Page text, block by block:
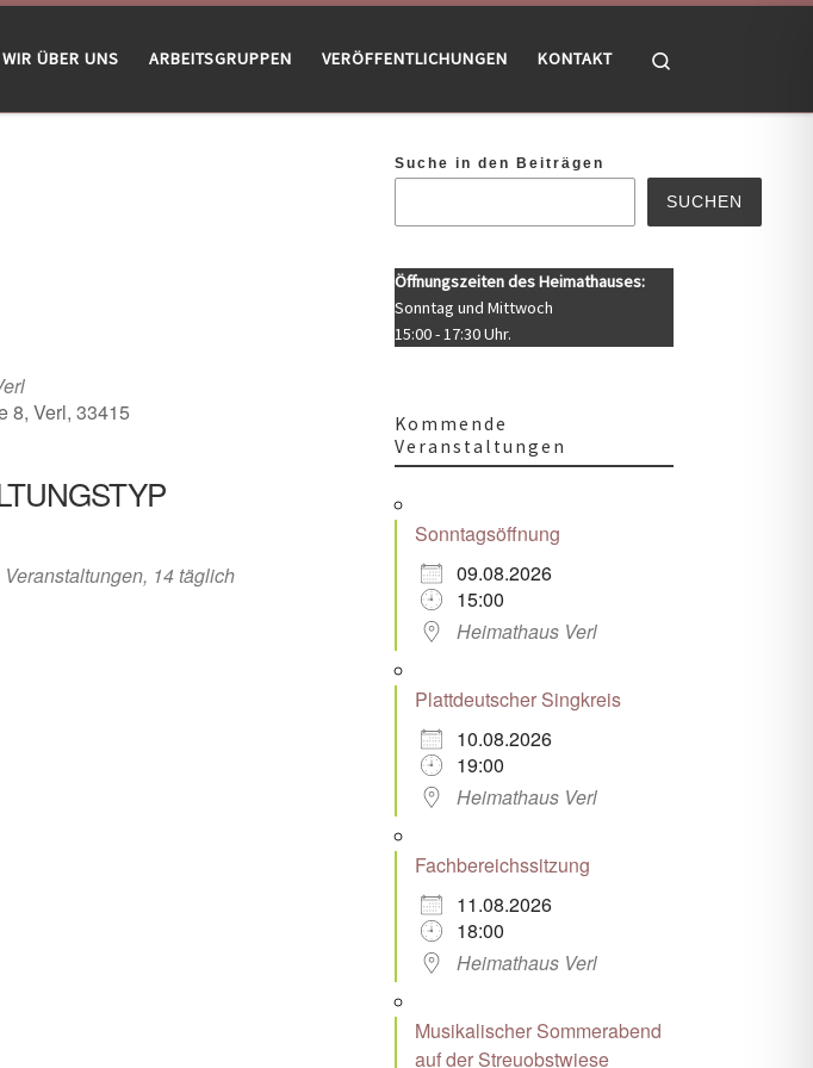
WIR ÜBER UNS ARBEITSGRUPPEN VERÖFFENTLICHUNGEN KONTAKT
Office 365
8, Verl, 33415
14 täglich
Suche in den Beiträgen
SUCHEN
Öffnungszeiten des Heimathauses:
Sonntag und Mittwoch
15:00 - 17:30 Uhr.
Kommende
Veranstaltungen
Sonntagsöffnung
09.08.2026
15:00
Heimathaus Verl
Plattdeutscher Singkreis
10.08.2026
19:00
Heimathaus Verl
Fachbereichssitzung
11.08.2026
18:00
Heimathaus Verl
Musikalischer Sommerabend
auf der Streuobstwiese